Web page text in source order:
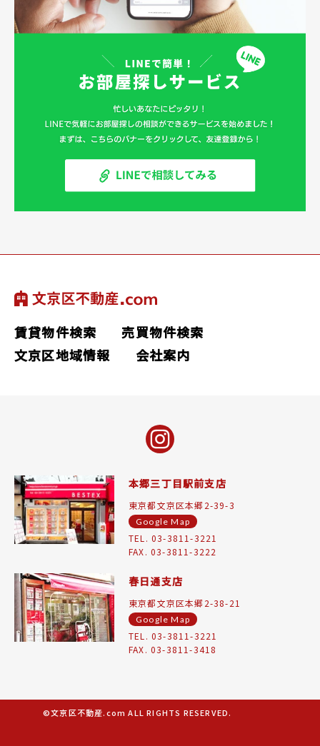
賃貸物件検索
売買物件検索
文京区地域情報
会社案内
本郷三丁目駅前支店
東京都文京区本郷2-39-3
Google Map
TEL. 03-3811-3221
FAX. 03-3811-3222
春日通支店
東京都文京区本郷2-38-21
Google Map
TEL. 03-3811-3221
FAX. 03-3811-3418
©文京区不動産.com ALL RIGHTS RESERVED.